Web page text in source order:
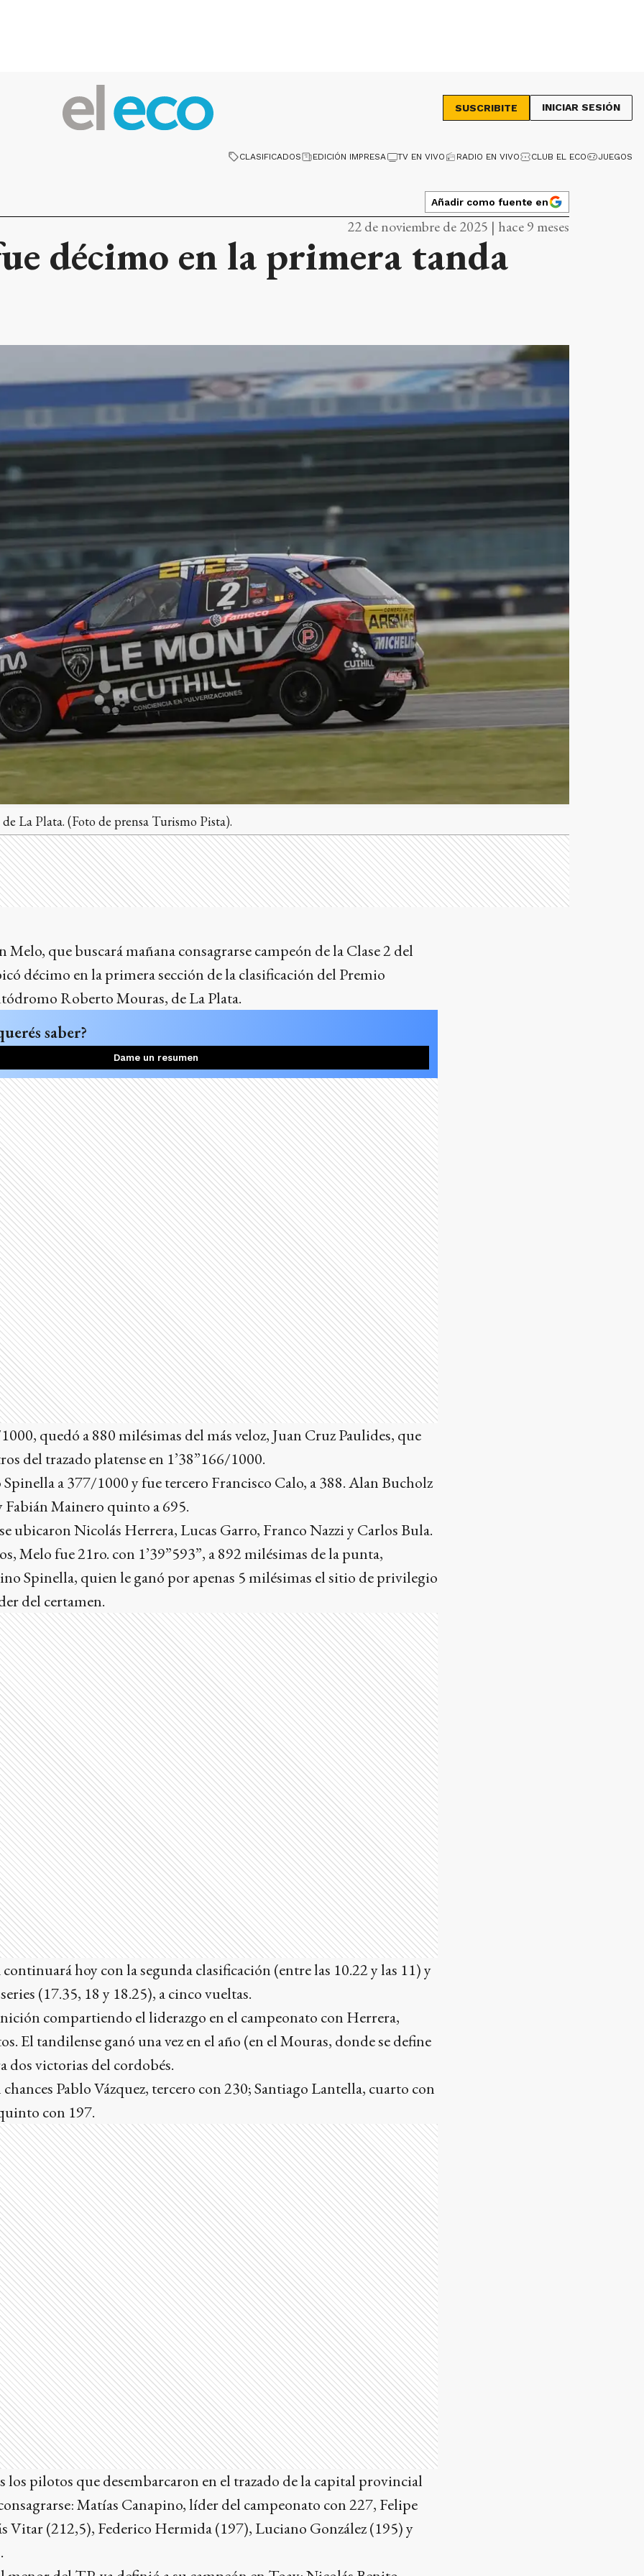
SUSCRIBITE INICIAR SESIÓN
CLASIFICADOS EDICIÓN IMPRESA TV EN VIVO RADIO EN VIVO CLUB EL ECO JUEGOS
Añadir como fuente en
22 de noviembre de 2025 | hace 9 meses
décimo en la primera tanda
La Plata. (Foto de prensa Turismo Pista).
que buscará mañana consagrarse campeón de la Clase 2 del
décimo en la primera sección de la clasificación del Premio
Roberto Mouras, de La Plata.
saber?
Dame un resumen
quedó a 880 milésimas del más veloz, Juan Cruz Paulides, que
del trazado platense en 1’38”166/1000.
a 377/1000 y fue tercero Francisco Calo, a 388. Alan Bucholz
Fabián Mainero quinto a 695.
ubicaron Nicolás Herrera, Lucas Garro, Franco Nazzi y Carlos Bula.
Melo fue 21ro. con 1’39”593”, a 892 milésimas de la punta,
Spinella, quien le ganó por apenas 5 milésimas el sitio de privilegio
del certamen.
hoy con la segunda clasificación (entre las 10.22 y las 11) y
(17.35, 18 y 18.25), a cinco vueltas.
compartiendo el liderazgo en el campeonato con Herrera,
El tandilense ganó una vez en el año (en el Mouras, donde se define
dos victorias del cordobés.
Pablo Vázquez, tercero con 230; Santiago Lantella, cuarto con
con 197.
los pilotos que desembarcaron en el trazado de la capital provincial
Matías Canapino, líder del campeonato con 227, Felipe
Vitar (212,5), Federico Hermida (197), Luciano González (195) y